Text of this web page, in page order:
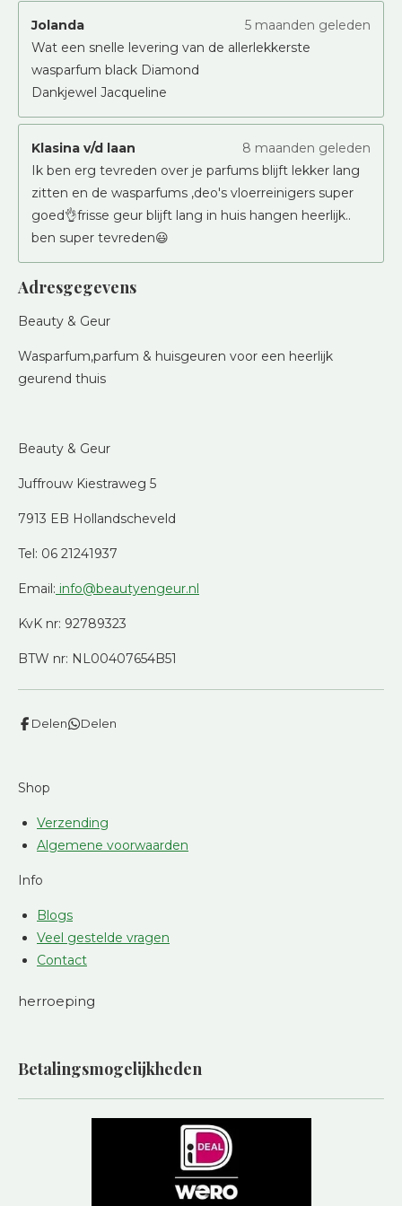
Jolanda
5 maanden geleden
Wat een snelle levering van de allerlekkerste
wasparfum black Diamond
Dankjewel Jacqueline
Klasina v/d laan
8 maanden geleden
Ik ben erg tevreden over je parfums blijft lekker lang
zitten en de wasparfums ,deo's vloerreinigers super
goed👌frisse geur blijft lang in huis hangen heerlijk..
ben super tevreden😃
Adresgegevens
Beauty & Geur
Wasparfum,parfum & huisgeuren voor een heerlijk
geurend thuis
Beauty & Geur
Juffrouw Kiestraweg 5
7913 EB Hollandscheveld
Tel: 06 21241937
Email: info@beautyengeur.nl
KvK nr: 92789323
BTW nr: NL00407654B51
Delen Delen
Shop
Verzending
Algemene voorwaarden
Info
Blogs
Veel gestelde vragen
Contact
herroeping
Betalingsmogelijkheden